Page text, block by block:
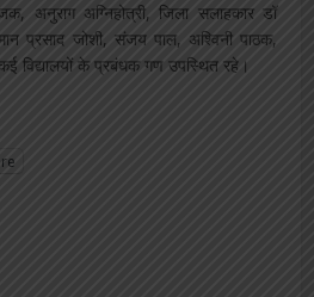
अनुराग अग्निहोत्री, जिला सलाहकार डॉ
प्रसाद जोशी, संजय पाल, अश्विनी पाठक,
विद्यालयों के प्रबंधक गण उपस्थित रहे।